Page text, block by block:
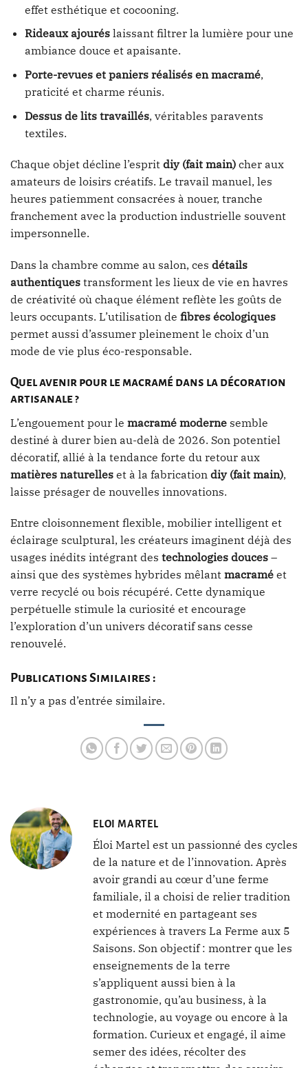
effet esthétique et cocooning.
Rideaux ajouréslaissant filtrer la lumière pour une
ambiance douce et apaisante.
Porte-revues et paniers réalisés en macramé,
praticité et charme réunis.
Dessus de lits travaillés, véritables paravents
textiles.
Chaque objet décline l’esprit diy (fait main) cher aux
amateurs de loisirs créatifs. Le travail manuel, les
heures patiemment consacrées à nouer, tranche
franchement avec la production industrielle souvent
impersonnelle.
Dans la chambre comme au salon, ces détails
authentiques transforment les lieux de vie en havres
de créativité où chaque élément reflète les goûts de
leurs occupants. L’utilisation de fibres écologiques
permet aussi d’assumer pleinement le choix d’un
mode de vie plus éco-responsable.
Quel avenir pour le macramé dans la décoration
artisanale ?
L’engouement pour le macramé moderne semble
destiné à durer bien au-delà de 2026. Son potentiel
décoratif, allié à la tendance forte du retour aux
matières naturelles et à la fabrication diy (fait main),
laisse présager de nouvelles innovations.
Entre cloisonnement flexible, mobilier intelligent et
éclairage sculptural, les créateurs imaginent déjà des
usages inédits intégrant des technologies douces –
ainsi que des systèmes hybrides mêlant macramé et
verre recyclé ou bois récupéré. Cette dynamique
perpétuelle stimule la curiosité et encourage
l’exploration d’un univers décoratif sans cesse
renouvelé.
Publications Similaires :
Il n’y a pas d’entrée similaire.
ELOI MARTEL
Éloi Martel est un passionné des cycles
de la nature et de l’innovation. Après
avoir grandi au cœur d’une ferme
familiale, il a choisi de relier tradition
et modernité en partageant ses
expériences à travers La Ferme aux 5
Saisons. Son objectif : montrer que les
enseignements de la terre
s’appliquent aussi bien à la
gastronomie, qu’au business, à la
technologie, au voyage ou encore à la
formation. Curieux et engagé, il aime
semer des idées, récolter des